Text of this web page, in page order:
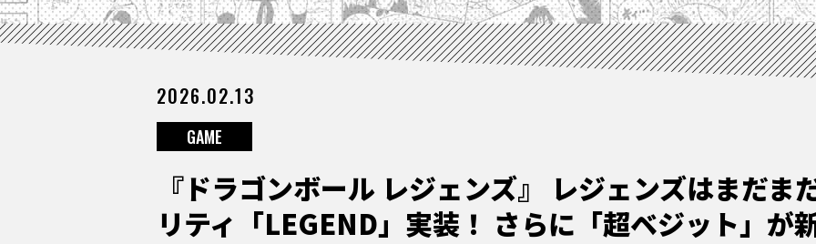
2026.02.13
GAME
『ドラゴンボール レジェンズ』 レジェンズはまだま
リティ「LEGEND」実装！ さらに「超ベジット」が